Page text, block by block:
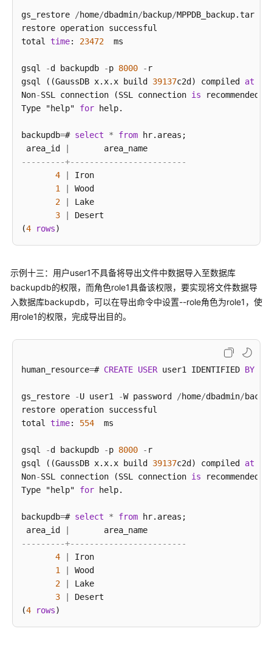
gs_restore /home/dbadmin/backup/MPPDB_backup.tar
restore operation successful
total time: 23472
  ms
gsql -d backupdb -p 8000 - r
gsql ((GaussDB x.x.x build 39137c2d) compiled at
Non-SSL connection (SSL connection is recommended
Type "help" for help.
backupdb=# select * from hr.areas;
area_id
---------+------------------------
4
Iron
1
Wood
2
Lake
3
Desert
(4 rows
示例十三：用户user1不具备将导出文件中数据导入至数据库
backupdb的权限，而角色role1具备该权限，要实现将文件数据导
入数据库backupdb，可以在导出命令中设置--role角色为role1，使
用role1的权限，完成导出目的。
human_resource=# CREATE USER user1 IDENTIFIED BY
gs_restore -U user1 -W password /home/dbadmin/
restore operation successful
total time: 554
  ms
gsql -d backupdb -p 8000 - r
gsql ((GaussDB x.x.x build 39137c2d) compiled at
Non-SSL connection (SSL connection is recommended
Type "help" for help.
backupdb=# select * from hr.areas;
area_id
---------+------------------------
4
Iron
1
Wood
2
Lake
3
Desert
(4 rows